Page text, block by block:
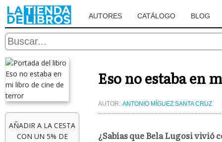
AUTORES CATÁLOGO BLOG
AÑADIR A LA CESTA
CON UN 5% DE
Eso no estaba en
AUTOR: ANTONIO MÍGUEZ SANTA CRUZ
¿Sabías que Bela Lugosi vivió